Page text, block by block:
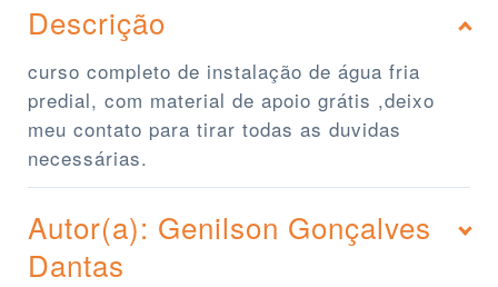
Descrição
curso completo de instalação de água fria
predial, com material de apoio grátis ,deixo
meu contato para tirar todas as duvidas
necessárias.
Autor(a): Genilson Gonçalves
Dantas